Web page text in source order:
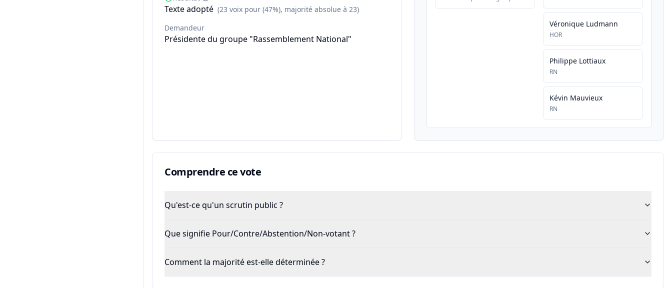
Texte adopté (23 voix pour (47%), majorité absolue à 23)
Demandeur
Présidente du groupe "Rassemblement National"
Véronique Ludmann
HOR
Philippe Lottiaux
RN
Kévin Mauvieux
RN
Comprendre ce vote
Qu'est-ce qu'un scrutin public ?
Que signifie Pour/Contre/Abstention/Non-votant ?
Comment la majorité est-elle déterminée ?